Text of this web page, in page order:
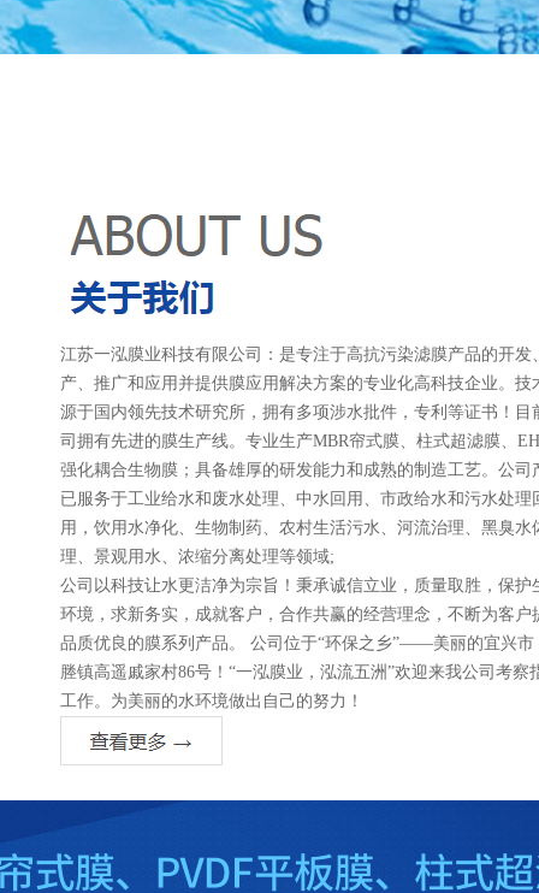
江苏一泓膜业科技有限公司：是专注于高抗污染滤膜产品的开发
产、推广和应用并提供膜应用解决方案的专业化高科技企业。技
源于国内领先技术研究所，拥有多项涉水批件，专利等证书！目
司拥有先进的膜生产线。专业生产MBR帘式膜、柱式超滤膜、
强化耦合生物膜；具备雄厚的研发能力和成熟的制造工艺。公司
已服务于工业给水和废水处理、中水回用、市政给水和污水处理
用，饮用水净化、生物制药、农村生活污水、河流治理、黑臭水
理、景观用水、浓缩分离处理等领域;
公司以科技让水更洁净为宗旨！秉承诚信立业，质量取胜，保护
环境，求新务实，成就客户，合作共赢的经营理念，不断为客户
品质优良的膜系列产品。 公司位于“环保之乡”——美丽的宜兴市
塍镇高遥戚家村86号！“一泓膜业，泓流五洲”欢迎来我公司考察
工作。为美丽的水环境做出自己的努力！